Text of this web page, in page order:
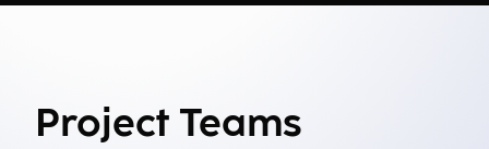
Project Teams